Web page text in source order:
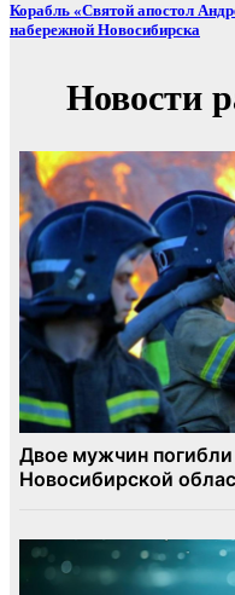
Корабль «Святой апостол
набережной Новосибирска